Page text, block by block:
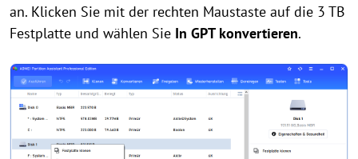
an. Klicken Sie mit der rechten Maustaste auf die 3 TB
Festplatte und wählen Sie In GPT konvertieren.